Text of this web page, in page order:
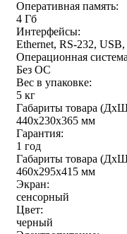
Оперативная память:
4 Гб
Интерфейсы:
Ethernet, RS-232,
Операционная
Без ОС
Вес в упаковке:
5 кг
Габариты товара
440x230x365 мм
Гарантия:
1 год
Габариты товара
460x295x415 мм
Экран:
сенсорный
Цвет:
черный